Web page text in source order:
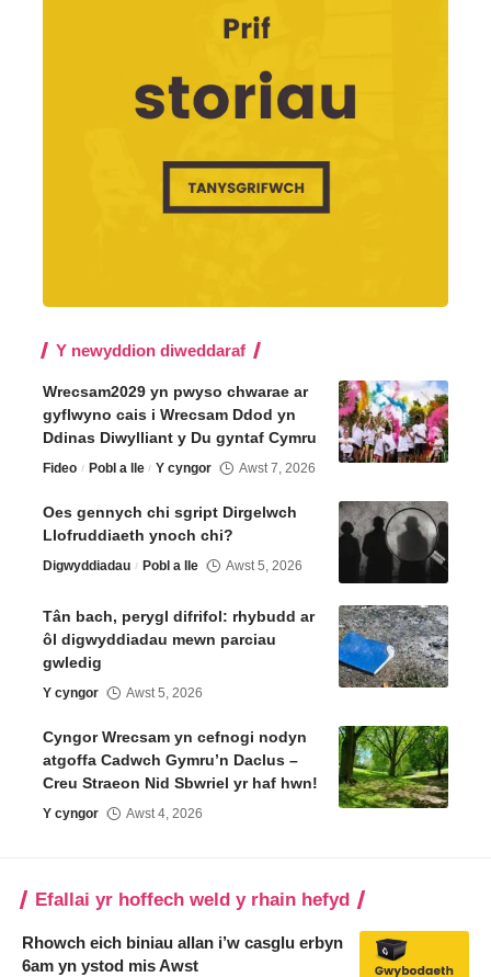
Y newyddion diweddaraf
Wrecsam2029 yn pwyso chwarae ar
gyflwyno cais i Wrecsam Ddod yn
Ddinas Diwylliant y Du gyntaf Cymru
Fideo Pobl a lle Y cyngor Awst 7, 2026
Oes gennych chi sgript Dirgelwch
Llofruddiaeth ynoch chi?
Digwyddiadau Pobl a lle Awst 5, 2026
Tân bach, perygl difrifol: rhybudd ar
ôl digwyddiadau mewn parciau
gwledig
Y cyngor Awst 5, 2026
Cyngor Wrecsam yn cefnogi nodyn
atgoffa Cadwch Gymru’n Daclus –
Creu Straeon Nid Sbwriel yr haf hwn!
Y cyngor Awst 4, 2026
Efallai yr hoffech weld y rhain hefyd
Rhowch eich biniau allan i’w casglu erbyn
6am yn ystod mis Awst